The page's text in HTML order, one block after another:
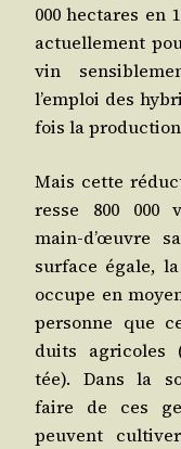
000 hec­tares en
actuel­le­ment
vin
l’emploi des
fois la pro­duc­tion
Mais cette
resse 800 000
main‑d’œuvre
sur­face égale,
occupe en
per­sonne que
duits agri­coles
tée). Dans la
faire de ces
peuvent